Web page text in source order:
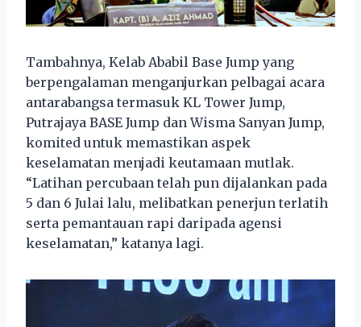
Tambahnya, Kelab Ababil Base Jump yang
berpengalaman menganjurkan pelbagai acara
antarabangsa termasuk KL Tower Jump,
Putrajaya BASE Jump dan Wisma Sanyan Jump,
komited untuk memastikan aspek
keselamatan menjadi keutamaan mutlak.
“Latihan percubaan telah pun dijalankan pada
5 dan 6 Julai lalu, melibatkan penerjun terlatih
serta pemantauan rapi daripada agensi
keselamatan,” katanya lagi.